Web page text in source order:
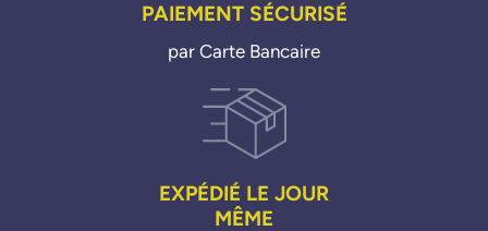
PAIEMENT SÉCURISÉ
par Carte Bancaire
EXPÉDIÉ LE JOUR
MÊME